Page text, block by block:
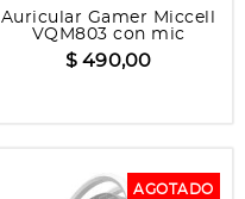
Auricular Gamer Miccell
VQM803 con mic
$ 490,00
AGOTADO